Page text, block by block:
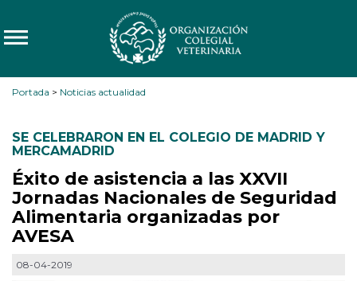
Portada > Noticias actualidad
SE CELEBRARON EN EL COLEGIO DE MADRID Y
MERCAMADRID
Éxito de asistencia a las XXVII
Jornadas Nacionales de Seguridad
Alimentaria organizadas por
AVESA
08-04-2019